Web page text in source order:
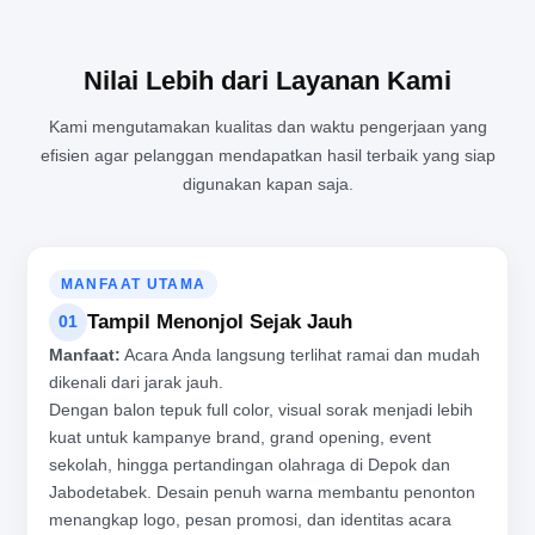
Nilai Lebih dari Layanan Kami
Kami mengutamakan kualitas dan waktu pengerjaan yang
efisien agar pelanggan mendapatkan hasil terbaik yang siap
digunakan kapan saja.
MANFAAT UTAMA
01 Tampil Menonjol Sejak Jauh
Manfaat: Acara Anda langsung terlihat ramai dan mudah
dikenali dari jarak jauh.
Dengan balon tepuk full color, visual sorak menjadi lebih
kuat untuk kampanye brand, grand opening, event
sekolah, hingga pertandingan olahraga di Depok dan
Jabodetabek. Desain penuh warna membantu penonton
menangkap logo, pesan promosi, dan identitas acara